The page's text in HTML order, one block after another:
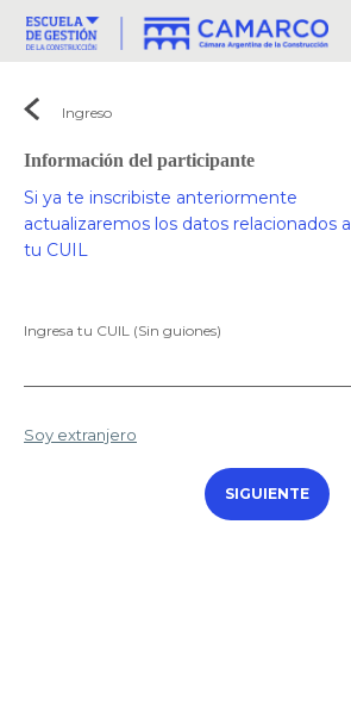
Ingreso
Información del participante
Si ya te inscribiste anteriormente
actualizaremos los datos relacionados a
tu CUIL
Ingresa tu CUIL (Sin guiones)
Soy extranjero
SIGUIENTE